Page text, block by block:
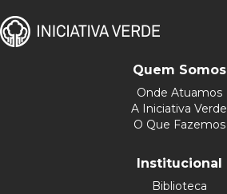
Quem Somos
Onde Atuamos
A Iniciativa Verde
O Que Fazemos
Institucional
Biblioteca